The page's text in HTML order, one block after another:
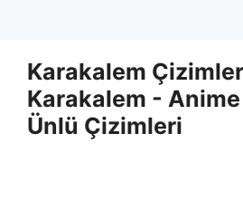
content
Karakalem
Karakalem -
Ünlü Çizimleri